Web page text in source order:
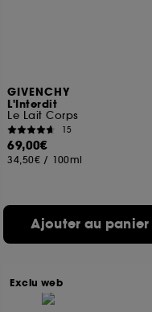
GIVENCHY
L'Interdit
Le Lait Corps
15
69,00€
34,50€ / 100ml
Ajouter au panier
Exclu web